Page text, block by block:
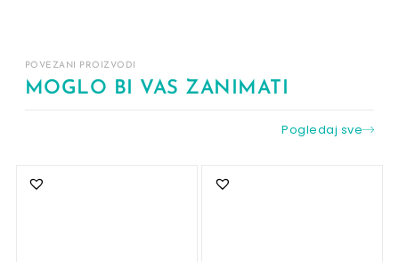
POVEZANI PROIZVODI
MOGLO BI VAS ZANIMATI
Pogledaj sve